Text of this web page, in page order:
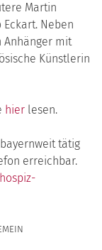
Martin
Neben
mit
Künstlerin
hier lesen.
tätig
erreichbar.